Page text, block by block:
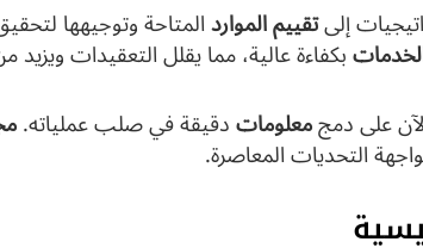
إلىتقييمالمواردالمتاحة وتوجيهها
بكفاءة عالية، مما يقلل التعقيدات
على دمجمعلوماتدقيقة في صلب عملياته.
التحديات المعاصرة.